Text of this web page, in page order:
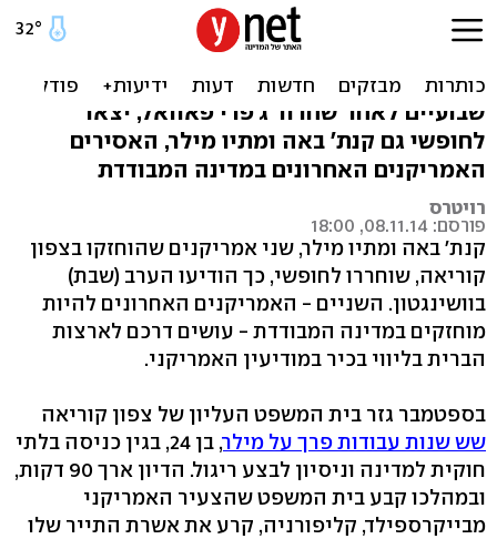
שוחררו שני אמריקנים
שהוחזקו בצפון קוריאה
שבועיים לאחר שחרור ג'פרי פאוואל, יצאו
לחופשי גם קנת' באה ומתיו מילר, האסירים
האמריקנים האחרונים במדינה המבודדת
רויטרס
פורסם: 08.11.14, 18:00
קנת' באה ומתיו מילר, שני אמריקנים שהוחזקו בצפון
קוריאה, שוחררו לחופשי, כך הודיעו הערב (שבת)
בוושינגטון. השניים - האמריקנים האחרונים להיות
מוחזקים במדינה המבודדת - עושים דרכם לארצות
הברית בליווי בכיר במודיעין האמריקני.
בספטמבר גזר בית המשפט העליון של צפון קוריאה
שש שנות עבודות פרך על מילר
, בן 24, בגין כניסה בלתי
חוקית למדינה וניסיון לבצע ריגול. הדיון ארך 90 דקות,
ובמהלכו קבע בית המשפט שהצעיר האמריקני
מבייקרספילד, קליפורניה, קרע את אשרת התייר שלו